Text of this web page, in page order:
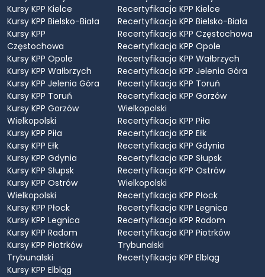
Kursy KPP Kielce
Kursy KPP Bielsko-Biała
Kursy KPP
Częstochowa
Kursy KPP Opole
Kursy KPP Wałbrzych
Kursy KPP Jelenia Góra
Kursy KPP Toruń
Kursy KPP Gorzów
Wielkopolski
Kursy KPP Piła
Kursy KPP Ełk
Kursy KPP Gdynia
Kursy KPP Słupsk
Kursy KPP Ostrów
Wielkopolski
Kursy KPP Płock
Kursy KPP Legnica
Kursy KPP Radom
Kursy KPP Piotrków
Trybunalski
Kursy KPP Elbląg
Recertyfikacja KPP Kielce
Recertyfikacja KPP Bielsko-Biała
Recertyfikacja KPP Częstochowa
Recertyfikacja KPP Opole
Recertyfikacja KPP Wałbrzych
Recertyfikacja KPP Jelenia Góra
Recertyfikacja KPP Toruń
Recertyfikacja KPP Gorzów
Wielkopolski
Recertyfikacja KPP Piła
Recertyfikacja KPP Ełk
Recertyfikacja KPP Gdynia
Recertyfikacja KPP Słupsk
Recertyfikacja KPP Ostrów
Wielkopolski
Recertyfikacja KPP Płock
Recertyfikacja KPP Legnica
Recertyfikacja KPP Radom
Recertyfikacja KPP Piotrków
Trybunalski
Recertyfikacja KPP Elbląg